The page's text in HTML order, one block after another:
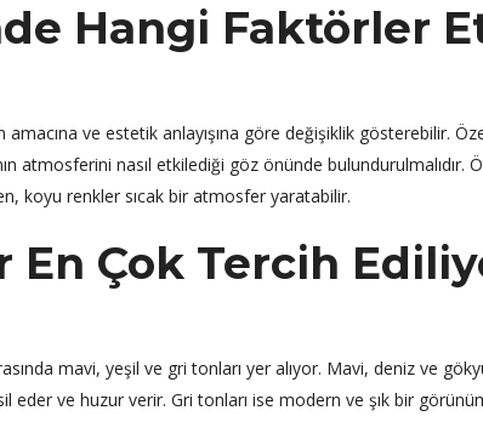
Hangi Faktörler
amacına ve estetik anlayışına göre değişiklik gösterebilir.
atmosferini nasıl etkilediği göz önünde bulundurulmalıdır.
koyu renkler sıcak bir atmosfer yaratabilir.
En Çok Tercih
mavi, yeşil ve gri tonları yer alıyor. Mavi, deniz ve
eder ve huzur verir. Gri tonları ise modern ve şık bir